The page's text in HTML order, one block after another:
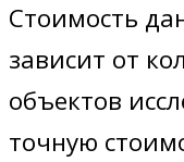
Стоимость
зависит от
объектов
точную